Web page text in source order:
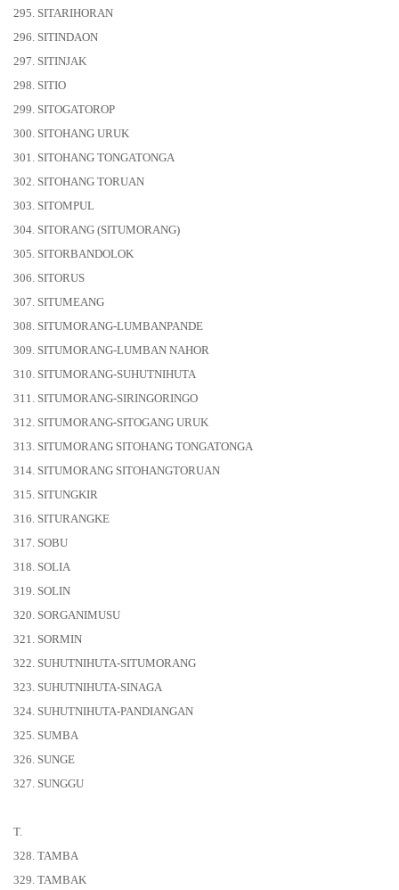
295. SITARIHORAN
296. SITINDAON
297. SITINJAK
298. SITIO
299. SITOGATOROP
300. SITOHANG URUK
301. SITOHANG TONGATONGA
302. SITOHANG TORUAN
303. SITOMPUL
304. SITORANG (SITUMORANG)
305. SITORBANDOLOK
306. SITORUS
307. SITUMEANG
308. SITUMORANG-LUMBANPANDE
309. SITUMORANG-LUMBAN NAHOR
310. SITUMORANG-SUHUTNIHUTA
311. SITUMORANG-SIRINGORINGO
312. SITUMORANG-SITOGANG URUK
313. SITUMORANG SITOHANG TONGATONGA
314. SITUMORANG SITOHANGTORUAN
315. SITUNGKIR
316. SITURANGKE
317. SOBU
318. SOLIA
319. SOLIN
320. SORGANIMUSU
321. SORMIN
322. SUHUTNIHUTA-SITUMORANG
323. SUHUTNIHUTA-SINAGA
324. SUHUTNIHUTA-PANDIANGAN
325. SUMBA
326. SUNGE
327. SUNGGU
T.
328. TAMBA
329. TAMBAK